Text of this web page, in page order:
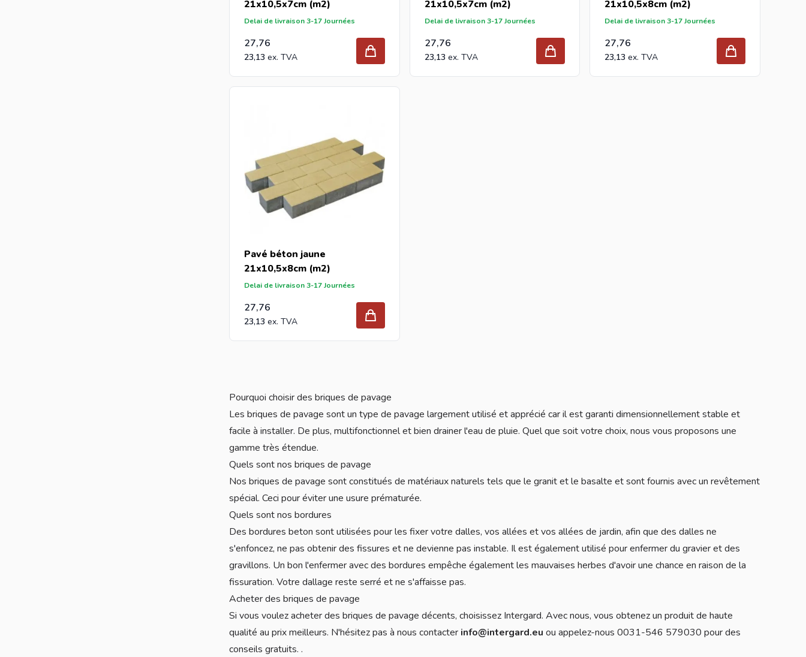
21x10,5x7cm (m2)
Delai de livraison 3-17 Journées
27,76
23,13
21x10,5x7cm (m2)
Delai de livraison 3-17 Journées
27,76
23,13
21x10,5x8cm (m2)
Delai de livraison 3-17 Journées
27,76
23,13
Pavé béton jaune
21x10,5x8cm (m2)
Delai de livraison 3-17 Journées
27,76
23,13
Pourquoi choisir des briques de pavage
Les briques de pavage sont un type de pavage largement utilisé et apprécié car il est garanti dimensionnellement stable et
facile à installer. De plus, multifonctionnel et bien drainer l'eau de pluie. Quel que soit votre choix, nous vous proposons une
gamme très étendue.
Quels sont nos briques de pavage
Nos briques de pavage sont constitués de matériaux naturels tels que le granit et le basalte et sont fournis avec un revêtement
spécial. Ceci pour éviter une usure prématurée.
Quels sont nos bordures
Des bordures beton sont utilisées pour les fixer votre dalles, vos allées et vos allées de jardin, afin que des dalles ne
s'enfoncez, ne pas obtenir des fissures et ne devienne pas instable. Il est également utilisé pour enfermer du gravier et des
gravillons. Un bon l'enfermer avec des bordures empêche également les mauvaises herbes d'avoir une chance en raison de la
fissuration. Votre dallage reste serré et ne s'affaisse pas.
Acheter des briques de pavage
Si vous voulez acheter des briques de pavage décents, choisissez Intergard. Avec nous, vous obtenez un produit de haute
qualité au prix meilleurs. N'hésitez pas à nous contacter info@intergard.eu ou appelez-nous 0031-546 579030 pour des
conseils gratuits. .